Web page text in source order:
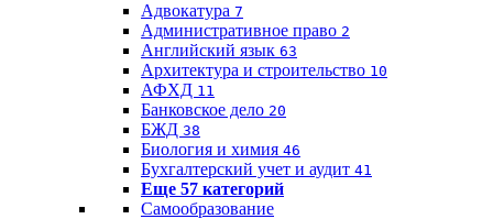
Адвокатура 7
Административное право 2
Английский язык 63
Архитектура и строительство 10
АФХД 11
Банковское дело 20
БЖД 38
Биология и химия 46
Бухгалтерский учет и аудит 41
Еще 57 категорий
Самообразование